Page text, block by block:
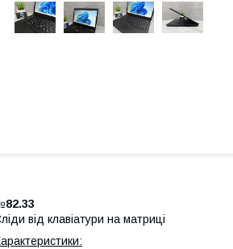
82.33
від клавіатури на матриці